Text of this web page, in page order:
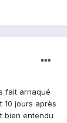
fait arnaqué
jours après
bien entendu